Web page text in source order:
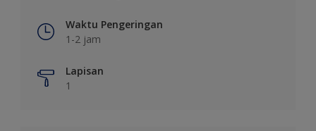
Waktu Pengeringan
1-2 jam
Lapisan
1